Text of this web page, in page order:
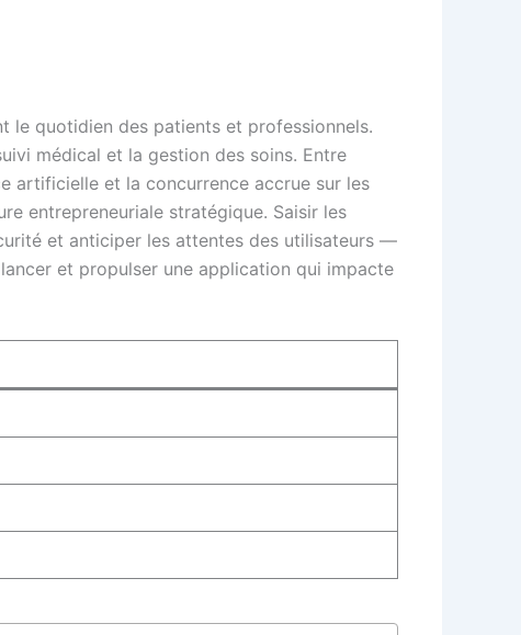
le quotidien des patients et professionnels.
médical et la gestion des soins. Entre
artificielle et la concurrence accrue sur les
entrepreneuriale stratégique. Saisir les
et anticiper les attentes des utilisateurs —
et propulser une application qui impacte